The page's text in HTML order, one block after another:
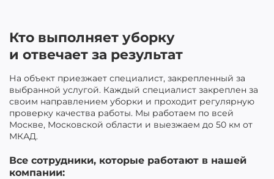
Кто выполняет уборку
и отвечает за результат
На объект приезжает специалист, закрепленный за
выбранной услугой. Каждый специалист закреплен за
своим направлением уборки и проходит регулярную
проверку качества работы. Мы работаем по всей
Москве, Московской области и выезжаем до 50 км от
МКАД.
Все сотрудники, которые работают в нашей
компании: